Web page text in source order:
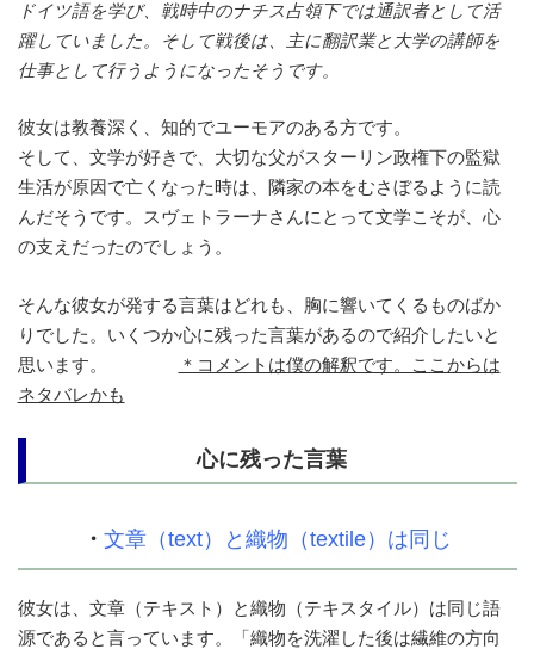
ドイツ語を学び、戦時中のナチス占領下では通訳者として活
躍していました。そして戦後は、主に翻訳業と大学の講師を
仕事として行うようになったそうです。
彼女は教養深く、知的でユーモアのある方です。
そして、文学が好きで、大切な父がスターリン政権下の監獄
生活が原因で亡くなった時は、隣家の本をむさぼるように読
んだそうです。スヴェトラーナさんにとって文学こそが、心
の支えだったのでしょう。
そんな彼女が発する言葉はどれも、胸に響いてくるものばか
りでした。いくつか心に残った言葉があるので紹介したいと
思います。
＊コメントは僕の解釈です。ここからは
ネタバレかも
心に残った言葉
・ 文章（text）と織物（textile）は同じ
彼女は、文章（テキスト）と織物（テキスタイル）は同じ語
源であると言っています。「織物を洗濯した後は繊維の方向